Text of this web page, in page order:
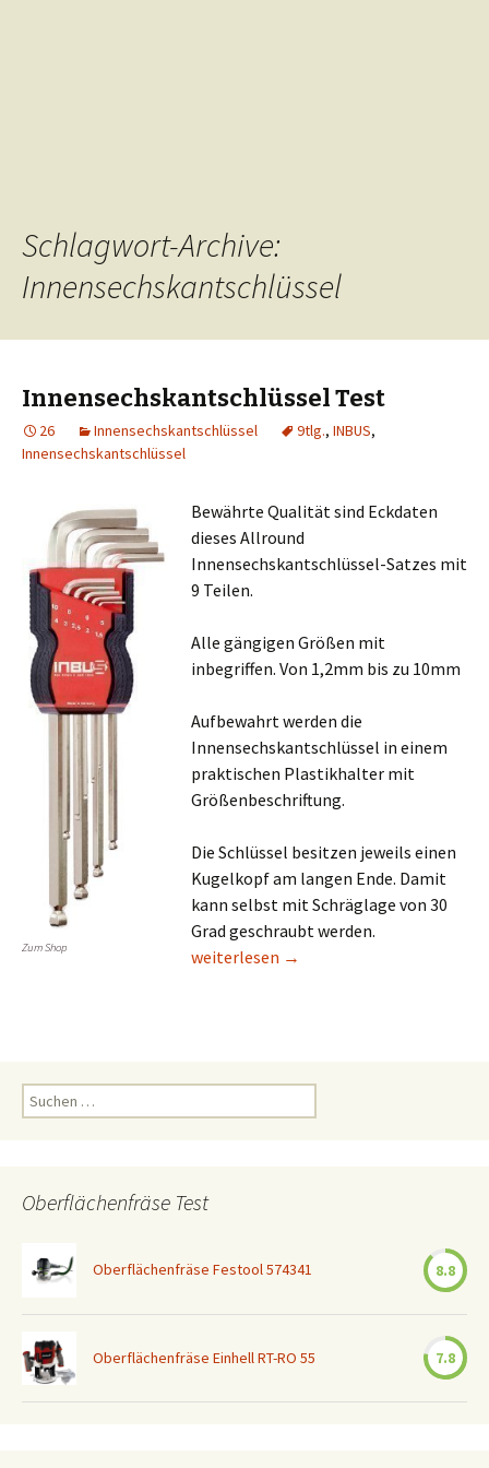
Schlagwort-Archive:
Innensechskantschlüssel
Innensechskantschlüssel Test
26 Innensechskantschlüssel 9tlg., INBUS,
Innensechskantschlüssel
Zum Shop
Bewährte Qualität sind Eckdaten
dieses Allround
Innensechskantschlüssel-Satzes mit
9 Teilen.
Alle gängigen Größen mit
inbegriffen. Von 1,2mm bis zu 10mm
Aufbewahrt werden die
Innensechskantschlüssel in einem
praktischen Plastikhalter mit
Größenbeschriftung.
Die Schlüssel besitzen jeweils einen
Kugelkopf am langen Ende. Damit
kann selbst mit Schräglage von 30
Grad geschraubt werden.
Innensechskantschlüssel Test
weiterlesen →
Suchen
nach:
Oberflächenfräse Test
Oberflächenfräse Festool 574341 8.8
Oberflächenfräse Einhell RT-RO 55 7.8